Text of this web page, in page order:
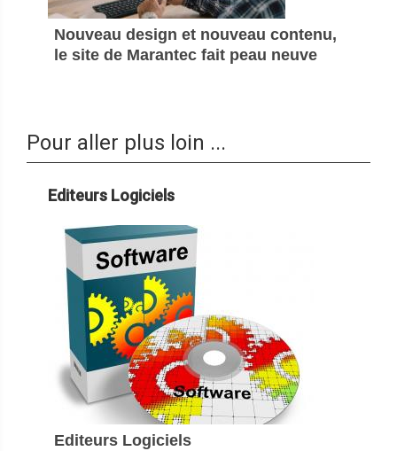
Nouveau design et nouveau contenu,
le site de Marantec fait peau neuve
Pour aller plus loin ...
Editeurs Logiciels
Editeurs Logiciels